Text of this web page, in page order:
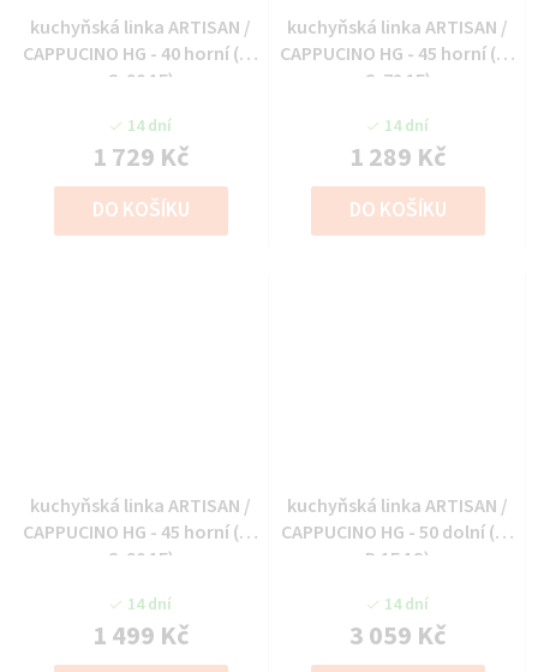
kuchyňská linka ARTISAN /
CAPPUCINO HG - 40 horní (40
G-90 1F)
14 dní
1 729 Kč
DO KOŠÍKU
kuchyňská linka ARTISAN /
CAPPUCINO HG - 45 horní (45
G-72 1F)
14 dní
1 289 Kč
DO KOŠÍKU
kuchyňská linka ARTISAN /
CAPPUCINO HG - 45 horní (45
G-90 1F)
14 dní
1 499 Kč
kuchyňská linka ARTISAN /
CAPPUCINO HG - 50 dolní (50
D 1F 1S)
14 dní
3 059 Kč